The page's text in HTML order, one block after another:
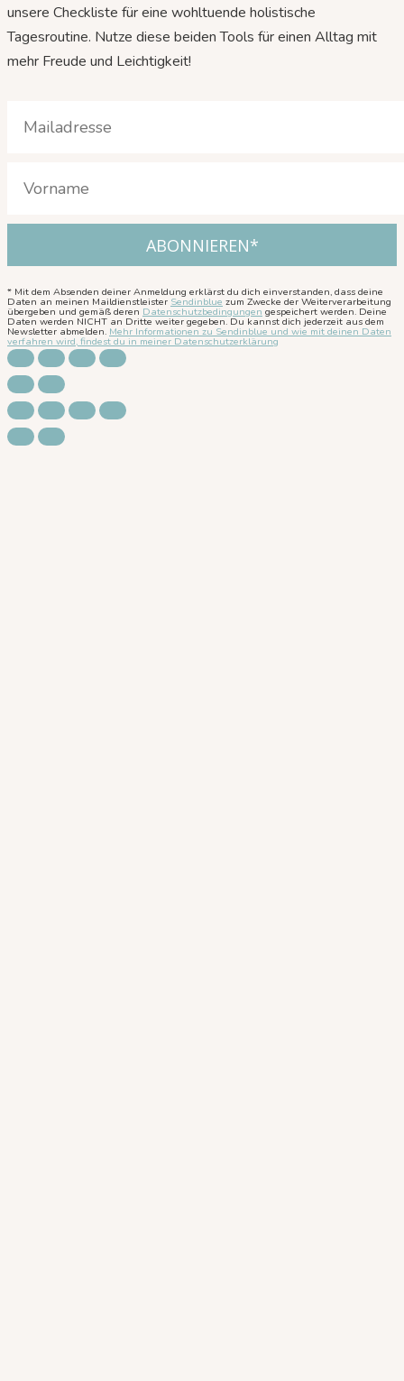
unsere Checkliste für eine wohltuende holistische
Tagesroutine. Nutze diese beiden Tools für einen Alltag mit
mehr Freude und Leichtigkeit!
* Mit dem Absenden deiner Anmeldung erklärst du dich einverstanden, dass deine
Daten an meinen Maildienstleister Sendinblue zum Zwecke der Weiterverarbeitung
übergeben und gemäß deren Datenschutzbedingungen gespeichert werden. Deine
Daten werden NICHT an Dritte weiter gegeben. Du kannst dich jederzeit aus dem
Newsletter abmelden. Mehr Informationen zu Sendinblue und wie mit deinen Daten
verfahren wird, findest du in meiner Datenschutzerklärung